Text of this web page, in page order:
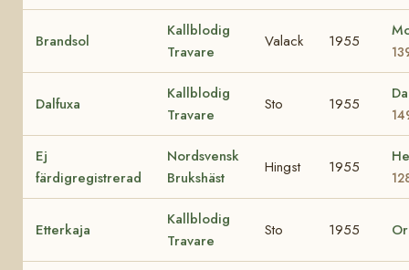
Brandsol
Kallblodig
Travare
Valack 1955
Dalfuxa
Kallblodig
Travare
Sto 1955
Ej
färdigregistrerad
Nordsvensk
Brukshäst
Hingst 1955
Etterkaja
Kallblodig
Travare
Sto 1955